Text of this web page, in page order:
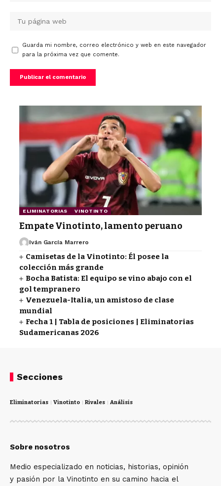
Guarda mi nombre, correo electrónico y web en este navegador
para la próxima vez que comente.
ELIMINATORIAS VINOTINTO
Empate Vinotinto, lamento peruano
Iván García Marrero
Camisetas de la Vinotinto: Él posee la
colección más grande
Bocha Batista: El equipo se vino abajo con el
gol tempranero
Venezuela-Italia, un amistoso de clase
mundial
Fecha 1 | Tabla de posiciones | Eliminatorias
Sudamericanas 2026
Secciones
Eliminatorias Vinotinto Rivales Análisis
Sobre nosotros
Medio especializado en noticias, historias, opinión
y pasión por la Vinotinto en su camino hacia el